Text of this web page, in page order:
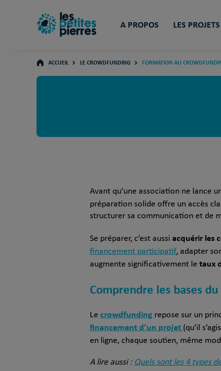
A PROPOS LES PROJETS
ACCUEIL LE CROWDFUNDING FORMATION AU
Avant qu’une association ne lance
préparation solide offre un accès
structurer sa communication et de
Se préparer, c’est aussi acquérir les
financement participatif, adapter
augmente significativement le taux
Comprendre les bases
Le crowdfunding repose sur un
financement d’un projet (qu’il
en ligne, chaque soutien, même
A lire aussi : Quels sont les 4 types